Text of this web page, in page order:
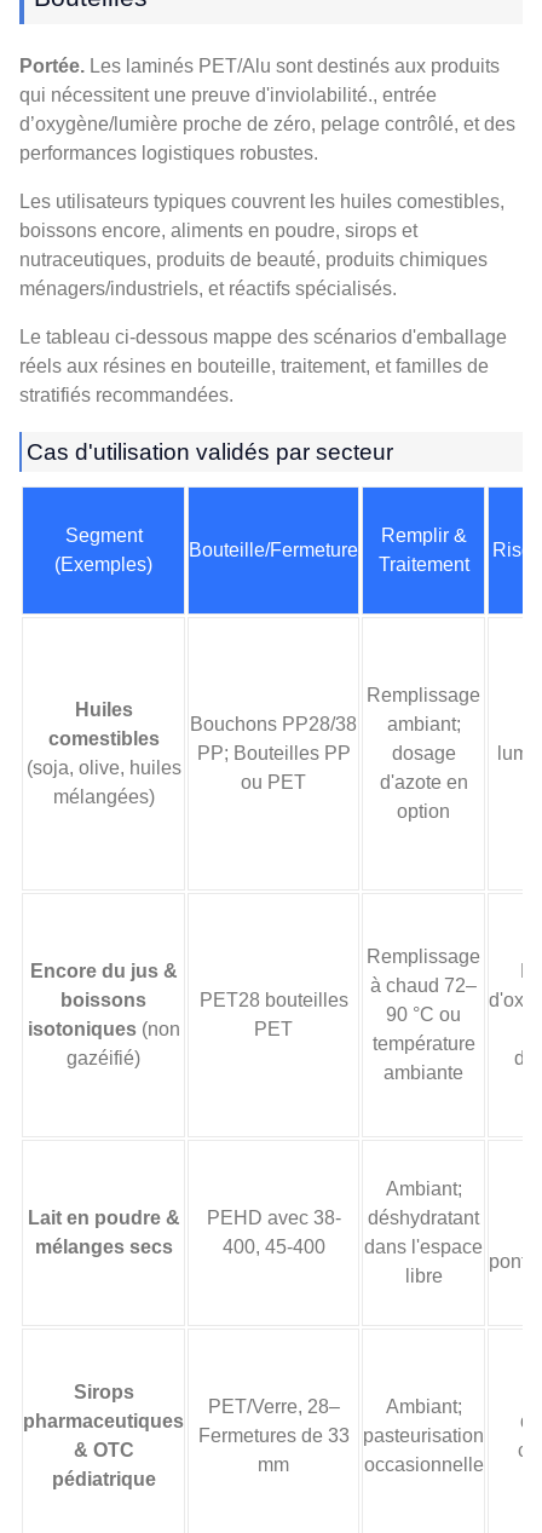
Portée. Les laminés PET/Alu sont destinés aux produits
qui nécessitent une preuve d'inviolabilité., entrée
d’oxygène/lumière proche de zéro, pelage contrôlé, et des
performances logistiques robustes.
Les utilisateurs typiques couvrent les huiles comestibles,
boissons encore, aliments en poudre, sirops et
nutraceutiques, produits de beauté, produits chimiques
ménagers/industriels, et réactifs spécialisés.
Le tableau ci-dessous mappe des scénarios d'emballage
réels aux résines en bouteille, traitement, et familles de
stratifiés recommandées.
Cas d'utilisation validés par secteur
Segment
(Exemples)
Bouteille/Fermeture
Remplir &
Traitement
Huiles
comestibles
(soja, olive, huiles
mélangées)
Bouchons PP28/38
PP; Bouteilles PP
ou PET
Remplissage
ambiant;
dosage
d'azote en
option
Encore du jus &
boissons
isotoniques(non
gazéifié)
PET28 bouteilles
PET
Remplissage
à chaud 72–
90 °C ou
température
ambiante
Lait en poudre &
mélanges secs
PEHD avec 38-
400, 45-400
Ambiant;
déshydratant
dans l'espace
libre
Sirops
pharmaceutiques
& OTC
pédiatrique
PET/Verre, 28–
Fermetures de 33
mm
Ambiant;
pasteurisation
occasionnelle